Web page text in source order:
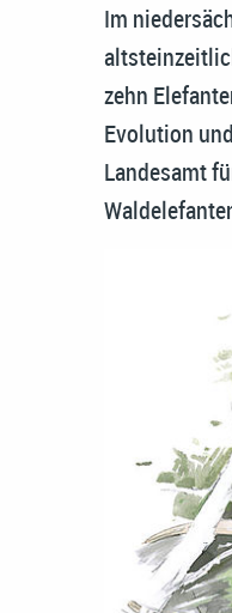
Im
zehn
Evolution
Landesamt